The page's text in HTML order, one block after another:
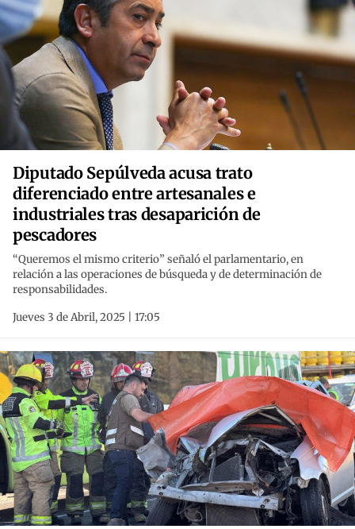
Diputado Sepúlveda acusa trato
diferenciado entre artesanales e
industriales tras desaparición de
pescadores
“Queremos el mismo criterio” señaló el parlamentario, en
relación a las operaciones de búsqueda y de determinación de
responsabilidades.
Jueves 3 de Abril, 2025 | 17:05